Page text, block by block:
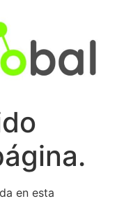
en esta